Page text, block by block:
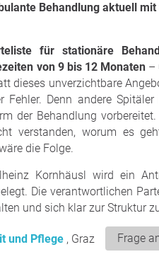
Behandlung aktuell
für stationäre
von 9 bis 12 Monaten–
dieses unverzichtbare
Denn andere
der Behandlung
verstanden, worum es
die Folge.
Kornhäusl wird ein
Die verantwortlichen
und sich klar zur Struktur
und Pflege , Graz Frage